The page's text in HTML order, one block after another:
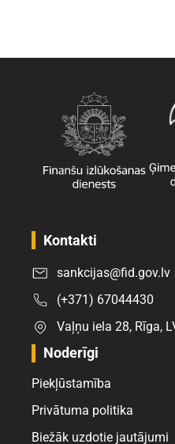
Kontakti
sankcijas@fid.gov.lv
(+371) 67044430
Vaļņu iela 28, Rīga,
Noderīgi
Piekļūstamība
Privātuma politika
Biežāk uzdotie jautājumi